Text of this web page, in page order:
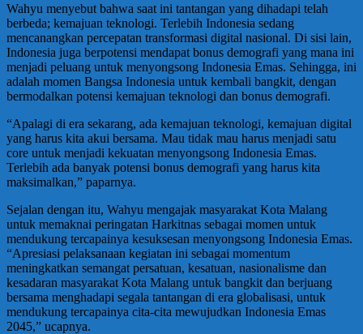
Wahyu menyebut bahwa saat ini tantangan yang dihadapi telah
berbeda; kemajuan teknologi. Terlebih Indonesia sedang
mencanangkan percepatan transformasi digital nasional. Di sisi lain,
Indonesia juga berpotensi mendapat bonus demografi yang mana ini
menjadi peluang untuk menyongsong Indonesia Emas. Sehingga, ini
adalah momen Bangsa Indonesia untuk kembali bangkit, dengan
bermodalkan potensi kemajuan teknologi dan bonus demografi.
“Apalagi di era sekarang, ada kemajuan teknologi, kemajuan digital
yang harus kita akui bersama. Mau tidak mau harus menjadi satu
core untuk menjadi kekuatan menyongsong Indonesia Emas.
Terlebih ada banyak potensi bonus demografi yang harus kita
maksimalkan,” paparnya.
Sejalan dengan itu, Wahyu mengajak masyarakat Kota Malang
untuk memaknai peringatan Harkitnas sebagai momen untuk
mendukung tercapainya kesuksesan menyongsong Indonesia Emas.
“Apresiasi pelaksanaan kegiatan ini sebagai momentum
meningkatkan semangat persatuan, kesatuan, nasionalisme dan
kesadaran masyarakat Kota Malang untuk bangkit dan berjuang
bersama menghadapi segala tantangan di era globalisasi, untuk
mendukung tercapainya cita-cita mewujudkan Indonesia Emas
2045,” ucapnya.